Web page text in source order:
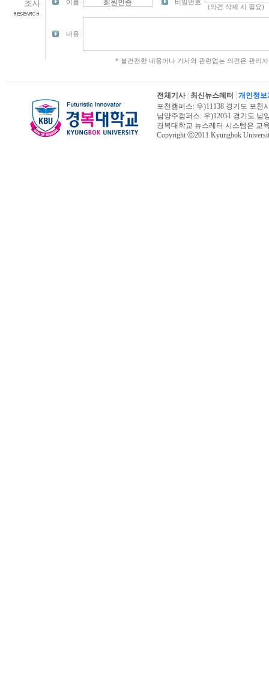
이름 비밀번호
내용
* 불건전한 내용이나 기사와 관련없는 의견은 관리
전체기사| 최신뉴스레터
개인정보
포천캠퍼스: 우)11138 경기도 포천
남양주캠퍼스: 우)12051 경기도 남
경복대학교 뉴스레터 시스템은 교
Copyright ⓒ2011 Kyungbok